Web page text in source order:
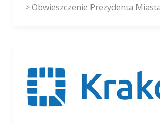
> Obwieszczenie Prezydenta